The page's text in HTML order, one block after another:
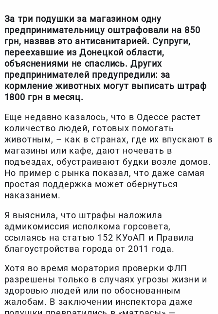
За три подушки за магазином одну
предпринимательницу оштрафовали на 850
грн, назвав это антисанитарией. Супруги,
переехавшие из Донецкой области,
объяснениями не спаслись. Других
предпринимателей предупредили: за
кормление животных могут выписать штраф
1800 грн в месяц.
Еще недавно казалось, что в Одессе растет
количество людей, готовых помогать
животным, – как в странах, где их впускают в
магазины или кафе, дают ночевать в
подъездах, обустраивают будки возле домов.
Но пример с рынка показал, что даже самая
простая поддержка может обернуться
наказанием.
Я выяснила, что штрафы наложила
адмикомиссия исполкома горсовета,
ссылаясь на статью 152 КУоАП и Правила
благоустройства города от 2011 года.
Хотя во время моратория проверки ФЛП
разрешены только в случаях угрозы жизни и
здоровью людей или по обоснованным
жалобам. В заключении инспектора даже